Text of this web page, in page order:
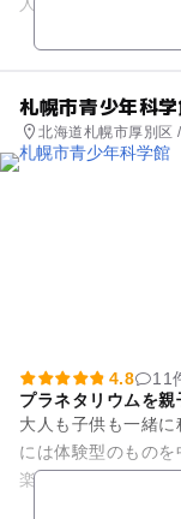
見学が出来ますよ
札幌市青少年科
北海道札幌市厚別区
4.8
11
プラネタリウムを
大人も子供も一緒
には体験型のもの
楽しむことができ
どの実演も毎日開